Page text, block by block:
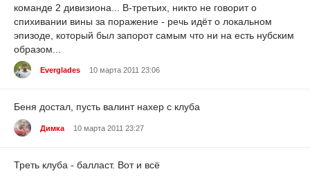
команде 2 дивизиона... В-третьих, никто не говорит о
спихивании вины за поражение - речь идёт о локальном
эпизоде, который был запорот самым что ни на есть нубским
образом...
Everglades 10 марта 2011 23:06
Беня достал, пусть валинт нахер с клуба
Димка 10 марта 2011 23:27
Треть клуба - балласт. Вот и всё